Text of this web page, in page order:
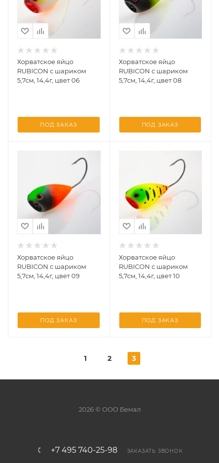
Хорватское яйцо
RUBICON с шариком
5,7см, 14,4г, цвет 06
ПОД ЗАКАЗ
Хорватское яйцо
RUBICON с шариком
5,7см, 14,4г, цвет 08
ПОД ЗАКАЗ
Хорватское яйцо
RUBICON с шариком
5,7см, 14,4г, цвет 09
ПОД ЗАКАЗ
Хорватское яйцо
RUBICON с шариком
5,7см, 14,4г, цвет 10
ПОД ЗАКАЗ
1 2 3
2026 © ООО Бемал
+7 495 740-25-98 ЗАКАЗАТЬ ЗВОНОК